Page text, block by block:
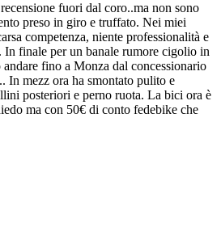
fuori dal coro..ma non sono
preso in giro e truffato. Nei miei
competenza, niente professionalità e
finale per un banale rumore cigolio in
fino a Monza dal concessionario
In mezz ora ha smontato pulito e
posteriori e perno ruota. La bici ora è
ma con 50€ di conto fedebike che